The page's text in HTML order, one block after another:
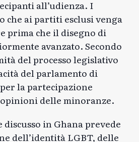
all’udienza. I
che ai partiti esclusi venga
prima che il disegno di
avanzato. Secondo
del processo legislativo
del parlamento di
la partecipazione
delle minoranze.
in Ghana prevede
dell’identità LGBT, delle